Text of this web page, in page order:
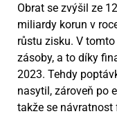
Obrat se zvýšil ze
miliardy korun v
růstu zisku. V
zásoby, a to díky
2023. Tehdy
nasytil, zároveň po
takže se